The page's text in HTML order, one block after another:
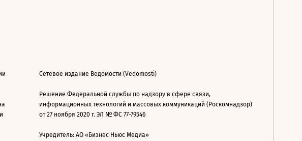
Сетевое издание Ведомости (Vedomosti)
Решение Федеральной службы по надзору в сфере связи,
информационных технологий и массовых коммуникаций (Роскомнадзор)
от 27 ноября 2020 г. ЭЛ № ФС 77-79546
Учредитель: АО «Бизнес Ньюс Медиа»